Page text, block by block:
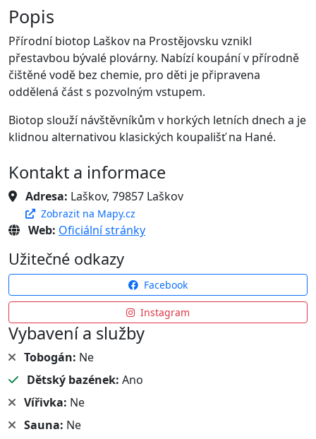
Popis
Přírodní biotop Laškov na Prostějovsku vznikl
přestavbou bývalé plovárny. Nabízí koupání v přírodně
čištěné vodě bez chemie, pro děti je připravena
oddělená část s pozvolným vstupem.
Biotop slouží návštěvníkům v horkých letních dnech a je
klidnou alternativou klasických koupališť na Hané.
Kontakt a informace
Adresa: Laškov, 79857 Laškov
Zobrazit na Mapy.cz
Web: Oficiální stránky
Užitečné odkazy
Facebook
Instagram
Vybavení a služby
Tobogán: Ne
Dětský bazének: Ano
Vířivka: Ne
Sauna: Ne